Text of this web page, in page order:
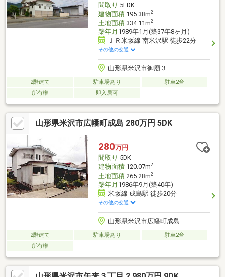
間取り 5LDK
建物面積195.38m2
土地面積334.11m2
築年月 1989年1月(築37年8ヶ月)
ＪＲ米坂線 南米沢駅 徒歩22分
その他の交通
山形県米沢市御廟３
2階建て 駐車場あり
駐車2台
所有権
即入居可
山形県米沢市広幡町成島 280万円 5DK
280万円
間取り 5DK
建物面積120.07m2
土地面積265.28m2
築年月 1986年9月(築40年)
米坂線 成島駅 徒歩20分
その他の交通
山形県米沢市広幡町成島
2階建て 駐車場あり
駐車2台
所有権